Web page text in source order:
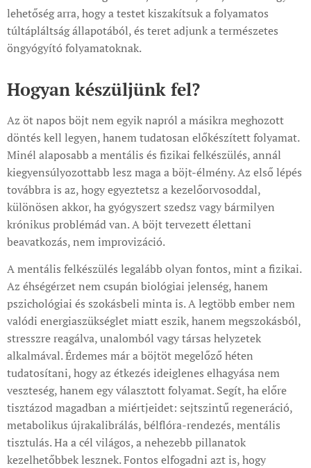
lehetőség arra, hogy a testet kiszakítsuk a folyamatos
túltápláltság állapotából, és teret adjunk a természetes
öngyógyító folyamatoknak.
Hogyan készüljünk fel?
Az öt napos böjt nem egyik napról a másikra meghozott
döntés kell legyen, hanem tudatosan előkészített folyamat.
Minél alaposabb a mentális és fizikai felkészülés, annál
kiegyensúlyozottabb lesz maga a böjt-élmény. Az első lépés
továbbra is az, hogy egyeztetsz a kezelőorvosoddal,
különösen akkor, ha gyógyszert szedsz vagy bármilyen
krónikus problémád van. A böjt tervezett élettani
beavatkozás, nem improvizáció.
A mentális felkészülés legalább olyan fontos, mint a fizikai.
Az éhségérzet nem csupán biológiai jelenség, hanem
pszichológiai és szokásbeli minta is. A legtöbb ember nem
valódi energiaszükséglet miatt eszik, hanem megszokásból,
stresszre reagálva, unalomból vagy társas helyzetek
alkalmával. Érdemes már a böjtöt megelőző héten
tudatosítani, hogy az étkezés ideiglenes elhagyása nem
veszteség, hanem egy választott folyamat. Segít, ha előre
tisztázod magadban a miértjeidet: sejtszintű regeneráció,
metabolikus újrakalibrálás, bélflóra-rendezés, mentális
tisztulás. Ha a cél világos, a nehezebb pillanatok
kezelhetőbbek lesznek. Fontos elfogadni azt is, hogy